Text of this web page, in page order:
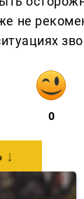
не
0
↓